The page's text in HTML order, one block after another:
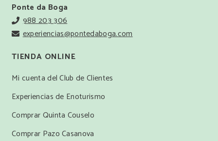
Ponte da Boga
988 203 306
experiencias@pontedaboga.com
TIENDA ONLINE
Mi cuenta del Club de Clientes
Experiencias de Enoturismo
Comprar Quinta Couselo
Comprar Pazo Casanova